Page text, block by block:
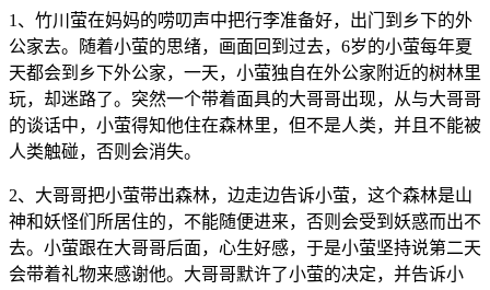
1、竹川萤在妈妈的唠叨声中把行李准备好，出门到乡下的外
公家去。随着小萤的思绪，画面回到过去，6岁的小萤每年夏
天都会到乡下外公家，一天，小萤独自在外公家附近的树林里
玩，却迷路了。突然一个带着面具的大哥哥出现，从与大哥哥
的谈话中，小萤得知他住在森林里，但不是人类，并且不能被
人类触碰，否则会消失。
2、大哥哥把小萤带出森林，边走边告诉小萤，这个森林是山
神和妖怪们所居住的，不能随便进来，否则会受到妖惑而出不
去。小萤跟在大哥哥后面，心生好感，于是小萤坚持说第二天
会带着礼物来感谢他。大哥哥默许了小萤的决定，并告诉小